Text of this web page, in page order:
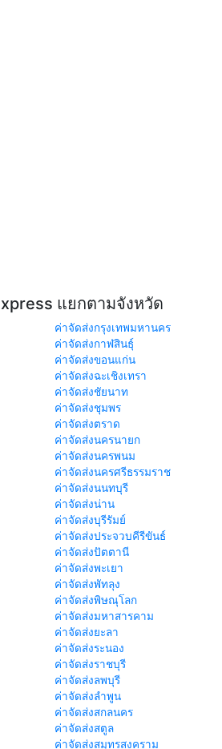
แยกตามจังหวัด
ค่าจัดส่งกรุงเทพมหานคร
ค่าจัดส่งกาฬสินธุ์
ค่าจัดส่งขอนแก่น
ค่าจัดส่งฉะเชิงเทรา
ค่าจัดส่งชัยนาท
ค่าจัดส่งชุมพร
ค่าจัดส่งตราด
ค่าจัดส่งนครนายก
ค่าจัดส่งนครพนม
ค่าจัดส่งนครศรีธรรมราช
ค่าจัดส่งนนทบุรี
ค่าจัดส่งน่าน
ค่าจัดส่งบุรีรัมย์
ค่าจัดส่งประจวบคีรีขันธ์
ค่าจัดส่งปัตตานี
ค่าจัดส่งพะเยา
ค่าจัดส่งพัทลุง
ค่าจัดส่งพิษณุโลก
ค่าจัดส่งมหาสารคาม
ค่าจัดส่งยะลา
ค่าจัดส่งระนอง
ค่าจัดส่งราชบุรี
ค่าจัดส่งลพบุรี
ค่าจัดส่งลำพูน
ค่าจัดส่งสกลนคร
ค่าจัดส่งสตูล
ค่าจัดส่งสมุทรสงคราม